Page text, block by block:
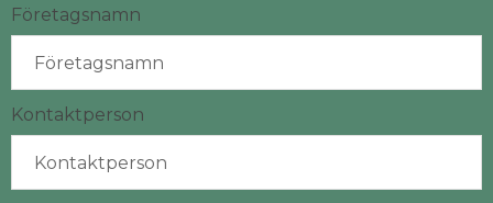
Företagsnamn
Kontaktperson